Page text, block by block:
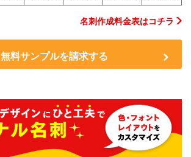
名刺作成料金表はコチラ
無料サンプルを請求する